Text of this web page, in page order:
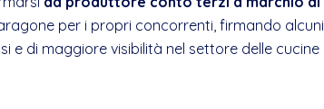
per i propri concorrenti, firmando alcuni
e di maggiore visibilità nel settore delle cucine